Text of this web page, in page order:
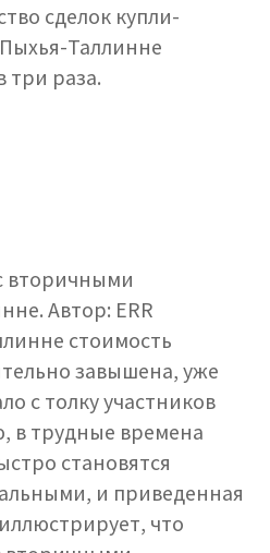
сделок купли-
Таллинне
три раза.
вторичными
Автор: ERR
стоимость
завышена, уже
с толку участников
в трудные времена
становятся
и приведенная
что